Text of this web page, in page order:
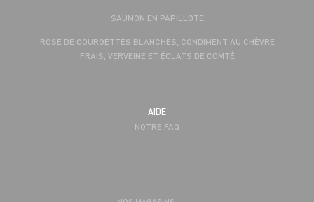
SAUMON EN PAPILLOTE
ROSE DE COURGETTES BLANCHES, CONDIMENT AU CHÈVRE
FRAIS, VERVEINE ET ÉCLATS DE COMTÉ
AIDE
NOTRE FAQ